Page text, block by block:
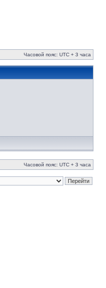
Часовой пояс: UTC + 3 часа
Часовой пояс: UTC + 3 часа